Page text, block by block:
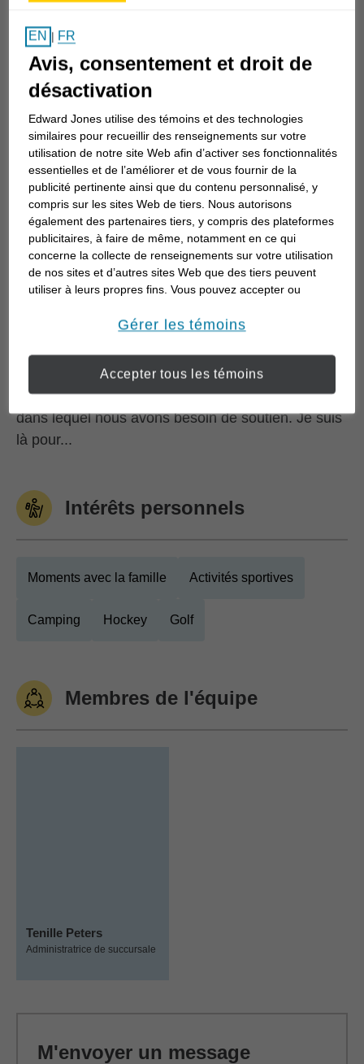
Afficher la biographie complète
Bonjour et bienvenue!
Merci de votre visite sur ma page. Je suis toujours
honoré et ravi lorsqu’une personne souhaite me
connaître davantage pour que je puisse l’aider à
changer son avenir financier.
Je m’appelle Jeff Herman et je suis conseiller en
investissement pour Edward Jones. Je possède
une pratique ici, en ville, qui se spécialise dans la
prestation de conseils financiers aux familles, aux
professionnels et aux propriétaires de petites
On nous enseigne tellement de compétences au
cours de notre vie, mais obtenir une bonne
compréhension financière est souvent un domaine
dans lequel nous avons besoin de soutien. Je suis
là pour...
Intérêts personnels
Moments avec la famille Activités sportives
Camping Hockey Golf
Membres de l'équipe
Tenille Peters
Administratrice de succursale
M'envoyer un message
EN | FR
Avis, consentement et droit de
désactivation
Edward Jones utilise des témoins et des technologies
similaires pour recueillir des renseignements sur votre
utilisation de notre site Web afin d’activer ses fonctionnalités
essentielles et de l’améliorer et de vous fournir de la
publicité pertinente ainsi que du contenu personnalisé, y
compris sur les sites Web de tiers. Nous autorisons
également des partenaires tiers, y compris des plateformes
publicitaires, à faire de même, notamment en ce qui
concerne la collecte de renseignements sur votre utilisation
de nos sites et d’autres sites Web que des tiers peuvent
utiliser à leurs propres fins. Vous pouvez accepter ou
Pour en savoir plus sur la façon dont nous utilisons les
veuillez consulter notreDéclaration de confidentialité de
l’information transmise en ligne opens in a new window
.
Gérer les témoins
Accepter tous les témoins